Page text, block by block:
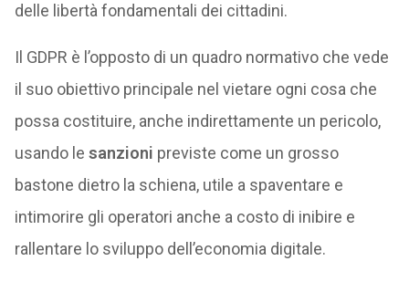
delle libertà fondamentali dei cittadini.
Il GDPR è l’opposto di un quadro normativo che vede
il suo obiettivo principale nel vietare ogni cosa che
possa costituire, anche indirettamente un pericolo,
usando le sanzioni previste come un grosso
bastone dietro la schiena, utile a spaventare e
intimorire gli operatori anche a costo di inibire e
rallentare lo sviluppo dell’economia digitale.